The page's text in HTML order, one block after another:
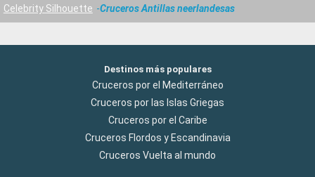
Celebrity Silhouette
Cruceros Antillas neerlandesas
Destinos más populares
Cruceros por el Mediterráneo
Cruceros por las Islas Griegas
Cruceros por el Caribe
Cruceros Flordos y Escandinavia
Cruceros Vuelta al mundo